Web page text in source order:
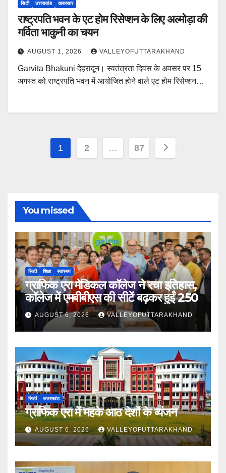
सिटी उत्तराखंड खबरसार
राष्ट्रपति भवन के एट होम रिसेप्शन के लिए अल्मोड़ा की
गर्विता भाकुनी का चयन
AUGUST 1, 2026 VALLEYOFUTTARAKHAND
Garvita Bhakuni देहरादून। स्वतंत्रता दिवस के अवसर पर 15
अगस्त को राष्ट्रपति भवन में आयोजित होने वाले एट होम रिसेप्शन…
Posts
1 2 … 87
You missed
सिटी शिक्षा स्वास्थ्य
ग्राफिक एरा मेडिकल कॉलेज ने रचा इतिहास,
कॉलेज में एमबीबीएस की सीटें बढ़कर हुईं 250
AUGUST 6, 2026 VALLEYOFUTTARAKHAND
सिटी उत्तराखंड
ग्राफिक एरा में महके आठ देशों के व्यंजन
AUGUST 6, 2026 VALLEYOFUTTARAKHAND